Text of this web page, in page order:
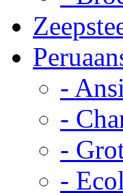
-
-
-
-